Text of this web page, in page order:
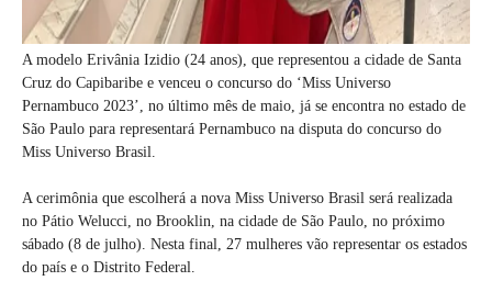
A modelo Erivânia Izidio (24 anos), que representou a cidade de Santa
Cruz do Capibaribe e venceu o concurso do ‘Miss Universo
Pernambuco 2023’, no último mês de maio, já se encontra no estado de
São Paulo para representará Pernambuco na disputa do concurso do
Miss Universo Brasil.
A cerimônia que escolherá a nova Miss Universo Brasil será realizada
no Pátio Welucci, no Brooklin, na cidade de São Paulo, no próximo
sábado (8 de julho). Nesta final, 27 mulheres vão representar os estados
do país e o Distrito Federal.